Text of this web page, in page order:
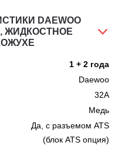
DAEWOO
ЖИДКОСТНОЕ
1 + 2 года
Daewoo
32A
Медь
Да, с разъемом ATS
(блок ATS опция)